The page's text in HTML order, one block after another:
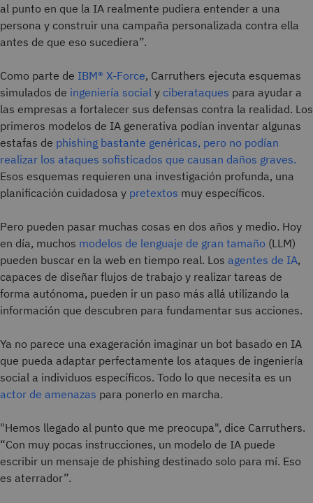
al punto en que la IA realmente pudiera entender a una
persona y construir una campaña personalizada contra ella
antes de que eso sucediera”.
Como parte de IBM® X-Force, Carruthers ejecuta esquemas
simulados de ingeniería social y ciberataques para ayudar a
las empresas a fortalecer sus defensas contra la realidad. Los
primeros modelos de IA generativa podían inventar algunas
estafas de phishing bastante genéricas, pero no podían
realizar los ataques sofisticados que causan daños graves.
Esos esquemas requieren una investigación profunda, una
planificación cuidadosa y pretextos muy específicos.
Pero pueden pasar muchas cosas en dos años y medio. Hoy
en día, muchos modelos de lenguaje de gran tamaño (LLM)
pueden buscar en la web en tiempo real. Los agentes de IA,
capaces de diseñar flujos de trabajo y realizar tareas de
forma autónoma, pueden ir un paso más allá utilizando la
información que descubren para fundamentar sus acciones.
Ya no parece una exageración imaginar un bot basado en IA
que pueda adaptar perfectamente los ataques de ingeniería
social a individuos específicos. Todo lo que necesita es un
actor de amenazas para ponerlo en marcha.
"Hemos llegado al punto que me preocupa", dice Carruthers.
“Con muy pocas instrucciones, un modelo de IA puede
escribir un mensaje de phishing destinado solo para mí. Eso
es aterrador”.